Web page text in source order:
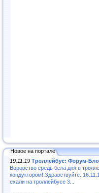
Новое на портале
19.11.19 Троллейбус: Форум-
Воровство средь бела дня в
кондуктором!.Здравствуйте.
ехали на троллейбусе 3...